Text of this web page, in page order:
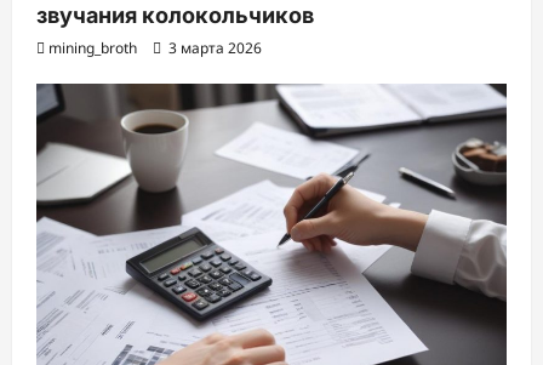
звучания колокольчиков
mining_broth 3 марта 2026